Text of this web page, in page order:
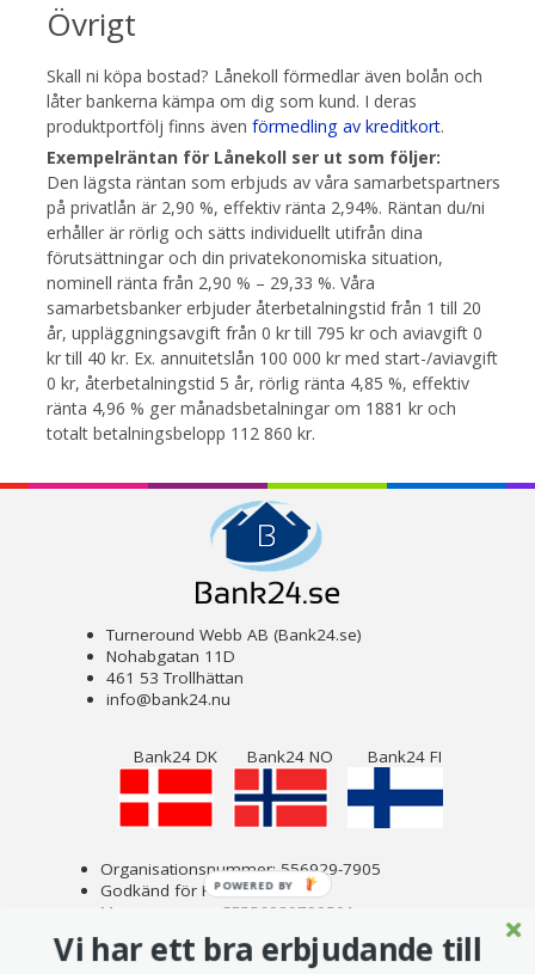
Övrigt
Skall ni köpa bostad? Lånekoll förmedlar även bolån och
låter bankerna kämpa om dig som kund. I deras
produktportfölj finns även förmedling av kreditkort.
Exempelräntan för Lånekoll ser ut som följer:
Den lägsta räntan som erbjuds av våra samarbetspartners
på privatlån är 2,90 %, effektiv ränta 2,94%. Räntan du/ni
erhåller är rörlig och sätts individuellt utifrån dina
förutsättningar och din privatekonomiska situation,
nominell ränta från 2,90 % – 29,33 %. Våra
samarbetsbanker erbjuder återbetalningstid från 1 till 20
år, uppläggningsavgift från 0 kr till 795 kr och aviavgift 0
kr till 40 kr. Ex. annuitetslån 100 000 kr med start-/aviavgift
0 kr, återbetalningstid 5 år, rörlig ränta 4,85 %, effektiv
ränta 4,96 % ger månadsbetalningar om 1881 kr och
totalt betalningsbelopp 112 860 kr.
Turneround Webb AB (Bank24.se)
Nohabgatan 11D
461 53 Trollhättan
info@bank24.nu
Bank24 DK Bank24 NO Bank24 FI
Organisationsnummer: 556929-7905
Godkänd för F-skatt
Momsnummer: SE556929790501
Om Bank24
Copyright © 2023 Turneround Webb AB
Vi har ett bra erbjudande till
POWERED BY